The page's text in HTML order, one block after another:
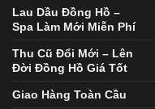
Lau Dầu Đồng Hồ –
Spa Làm Mới Miễn Phí
Thu Cũ Đổi Mới – Lên
Đời Đồng Hồ Giá Tốt
Giao Hàng Toàn Cầu